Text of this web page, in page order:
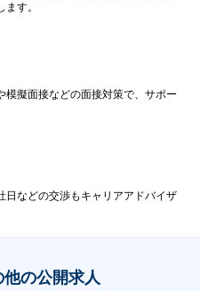
す。
模擬面接などの面接対策で、サポー
日などの交渉もキャリアアドバイザ
他の公開求人